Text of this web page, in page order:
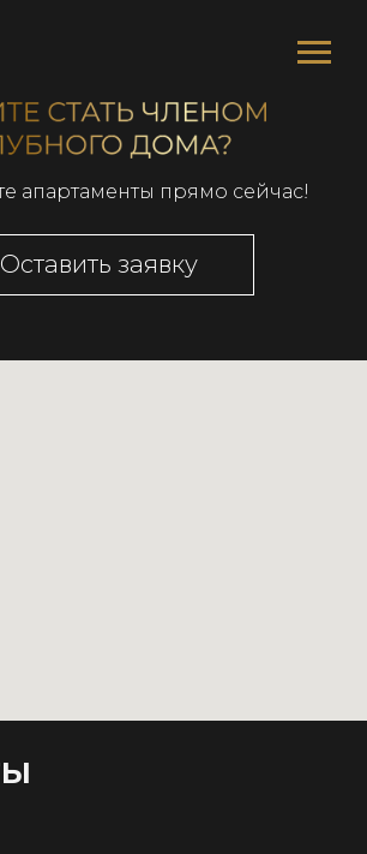
Оставить заявку
апартаменты прямо сейчас!